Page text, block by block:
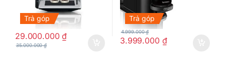
Trả góp
29.000.000₫
35.000.000₫
Trả góp
3.999.000 ₫
4.999.000₫